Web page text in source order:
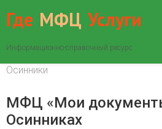
Где МФЦ Услуги
Информационно-справочный ресурс
Осинники
МФЦ «Мои
Осинниках